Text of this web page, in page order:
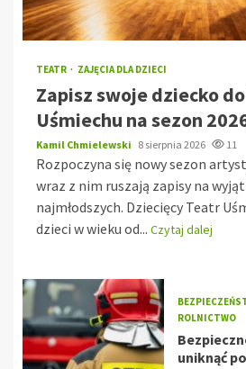
TEATR ZAJĘCIA DLA DZIECI
Zapisz swoje dziecko
Uśmiechu na sezon
Kamil Chmielewski 8 sierpnia 2026 11
Rozpoczyna się nowy sezon
wraz z nim ruszają zapisy na
najmłodszych. Dziecięcy Teatr
dzieci w wieku od... Czytaj dalej
ROLNICTWO
uniknąć